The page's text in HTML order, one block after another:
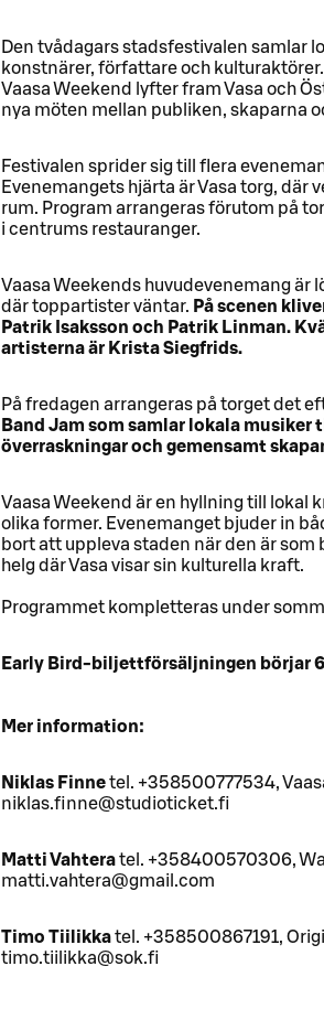
Den tvådagars stadsfestivalen samlar
konstnärer, författare och kulturaktörer.
Vaasa Weekend lyfter fram Vasa och
nya möten mellan publiken, skaparna
Festivalen sprider sig till flera
Evenemangets hjärta är Vasa torg, där
rum. Program arrangeras förutom på
i centrums restauranger.
Vaasa Weekends huvudevenemang är
där toppartister väntar. På scenen
Patrik Isaksson och Patrik Linman.
artisterna är Krista Siegfrids.
På fredagen arrangeras på torget det
Band Jam som samlar lokala musiker
överraskningar och gemensamt
Vaasa Weekend är en hyllning till lokal
olika former. Evenemanget bjuder in
bort att uppleva staden när den är
helg där Vasa visar sin kulturella kraft.
Programmet kompletteras under
Early Bird-biljettförsäljningen börjar
Mer information:
Niklas Finnetel. +358500777534,
niklas.finne@studioticket.fi
Matti Vahteratel. +358400570306,
matti.vahtera@gmail.com
Timo Tiilikkatel. +358500867191,
timo.tiilikka@sok.fi